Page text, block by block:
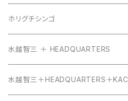
ホリグチシンゴ
水越智三 ＋ HEADQUARTERS
水越智三＋HEADQUARTERS＋KAC